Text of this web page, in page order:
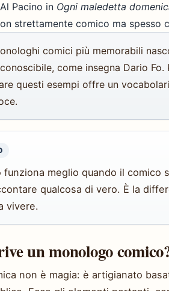
Pacino in Ogni maledetta
strettamente comico ma spesso
comici più memorabili
come insegna Dario
questi esempi offre un
funziona meglio quando il comico
qualcosa di vero. È la
vivere.
un monologo
non è magia: è artigianato